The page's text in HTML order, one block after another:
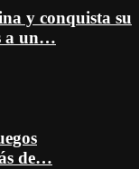
y conquista su
a un…
de…